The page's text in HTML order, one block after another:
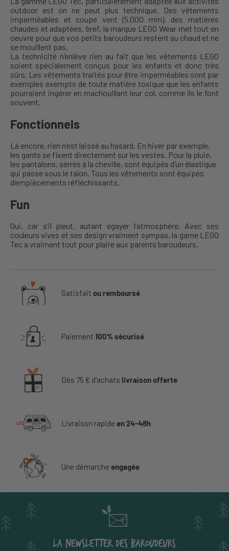
outdoor est on ne peut plus technique. Des vêtements
imperméables et coupe vent (5.000 mm), des matières
chaudes et adaptées, bref, la marque LEGO Wear met tout en
oeuvre pour que vos petits baroudeurs restent au chaud et ne
se mouillent pas.
La technicité n’enlève rien au fait que les vêtements LEGO
soient spécialement conçus pour les enfants et donc très
sûrs. Les vêtements traités pour être imperméables sont par
exemples exempts de toute matière toxique que les enfants
pourraient ingérer en machouillant leur col, comme ils le font
souvent.
Fonctionnels
Là encore, rien n’est laissé au hasard. En hiver par exemple,
les gants se fixent directement sur les vestes. Pour la pluie,
les pantalons, sérrés à la cheville, sont équipés d’un élastique
qui passe sous le talon. Tous les vêtements sont équipés
d’empiècements réfléchissants.
Fun
Oui, car s’il pleut, autant égayer l’atmosphère. Avec ses
couleurs vives et ses design vraiment sympas, la game LEGO
Tec a vraiment tout pour plaire aux parents baroudeurs.
Satisfait ou remboursé
Paiement 100% sécurisé
Dès 75 € d'achats livraison offerte
Livraison rapide en 24-48h
Une démarche engagée
LA NEWSLETTER DES BAROUDEURS